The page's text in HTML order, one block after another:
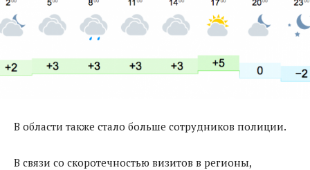
В области также стало больше сотрудников полиции.
В связи со скоротечностью визитов в регионы,